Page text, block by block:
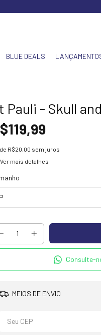
BLUE DEALS
Pauli - Skull
R$20,00 sem juros
mais detalhes
Consulte-
MEIOS DE ENVIO